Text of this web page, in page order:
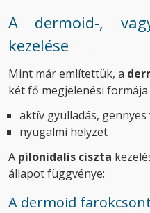
A dermoid-,
kezelése
Mint már említettük, a
két fő megjelenési formája
aktív gyulladás, gennyes
nyugalmi helyzet
A pilonidalis ciszta
állapot függvénye:
A dermoid